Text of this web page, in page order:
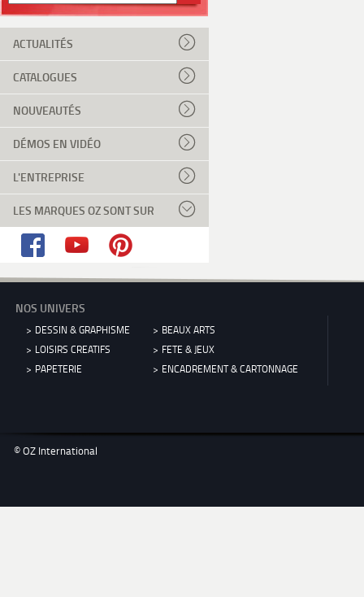
ACTUALITÉS
CATALOGUES
NOUVEAUTÉS
DÉMOS EN VIDÉO
L'ENTREPRISE
LES MARQUES OZ SONT SUR
NOS UNIVERS
DESSIN & GRAPHISME
BEAUX ARTS
LOISIRS CREATIFS
FETE & JEUX
PAPETERIE
ENCADREMENT & CARTONNAGE
© OZ International